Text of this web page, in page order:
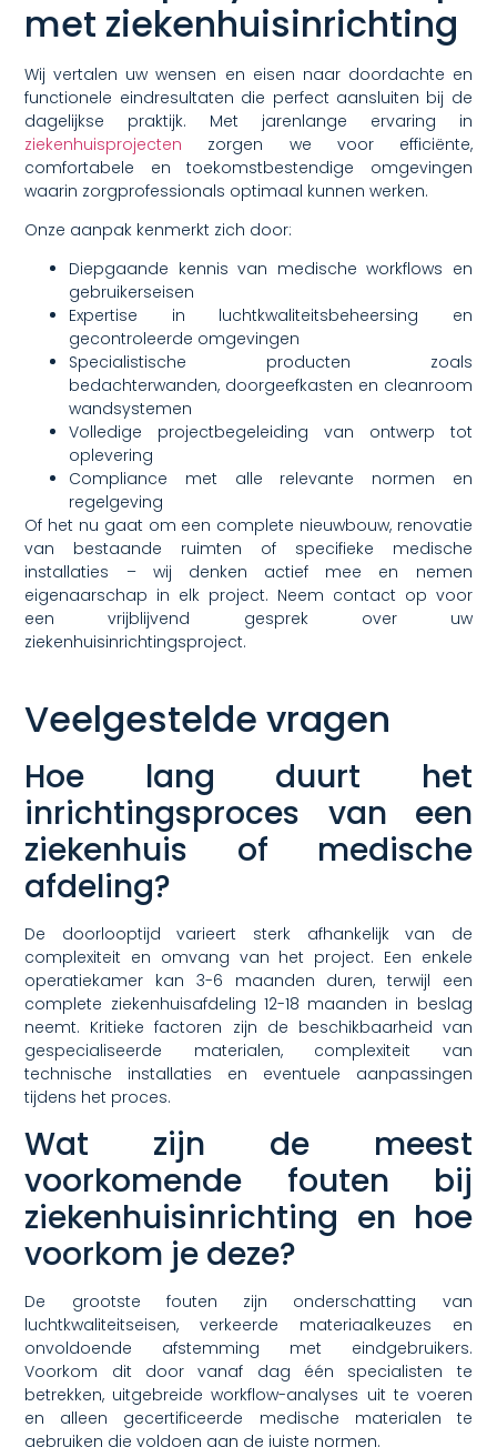
met ziekenhuisinrichting
Wij vertalen uw wensen en eisen naar doordachte en
functionele eindresultaten die perfect aansluiten bij de
dagelijkse praktijk. Met jarenlange ervaring in
ziekenhuisprojecten zorgen we voor efficiënte,
comfortabele en toekomstbestendige omgevingen
waarin zorgprofessionals optimaal kunnen werken.
Onze aanpak kenmerkt zich door:
Diepgaande kennis van medische workflows en
gebruikerseisen
Expertise in luchtkwaliteitsbeheersing en
gecontroleerde omgevingen
Specialistische producten zoals
bedachterwanden, doorgeefkasten en cleanroom
wandsystemen
Volledige projectbegeleiding van ontwerp tot
oplevering
Compliance met alle relevante normen en
regelgeving
Of het nu gaat om een complete nieuwbouw, renovatie
van bestaande ruimten of specifieke medische
installaties – wij denken actief mee en nemen
eigenaarschap in elk project. Neem contact op voor
een vrijblijvend gesprek over uw
ziekenhuisinrichtingsproject.
Veelgestelde vragen
Hoe lang duurt het
inrichtingsproces van een
ziekenhuis of medische
afdeling?
De doorlooptijd varieert sterk afhankelijk van de
complexiteit en omvang van het project. Een enkele
operatiekamer kan 3-6 maanden duren, terwijl een
complete ziekenhuisafdeling 12-18 maanden in beslag
neemt. Kritieke factoren zijn de beschikbaarheid van
gespecialiseerde materialen, complexiteit van
technische installaties en eventuele aanpassingen
tijdens het proces.
Wat zijn de meest
voorkomende fouten bij
ziekenhuisinrichting en hoe
voorkom je deze?
De grootste fouten zijn onderschatting van
luchtkwaliteitseisen, verkeerde materiaalkeuzes en
onvoldoende afstemming met eindgebruikers.
Voorkom dit door vanaf dag één specialisten te
betrekken, uitgebreide workflow-analyses uit te voeren
en alleen gecertificeerde medische materialen te
gebruiken die voldoen aan de juiste normen.